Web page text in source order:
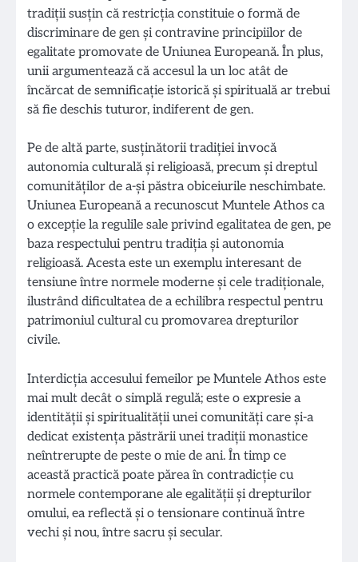
tradiții susțin că restricția constituie o formă de
discriminare de gen și contravine principiilor de
egalitate promovate de Uniunea Europeană. În plus,
unii argumentează că accesul la un loc atât de
încărcat de semnificație istorică și spirituală ar trebui
să fie deschis tuturor, indiferent de gen.
Pe de altă parte, susținătorii tradiției invocă
autonomia culturală și religioasă, precum și dreptul
comunităților de a-și păstra obiceiurile neschimbate.
Uniunea Europeană a recunoscut Muntele Athos ca
o excepție la regulile sale privind egalitatea de gen, pe
baza respectului pentru tradiția și autonomia
religioasă. Acesta este un exemplu interesant de
tensiune între normele moderne și cele tradiționale,
ilustrând dificultatea de a echilibra respectul pentru
patrimoniul cultural cu promovarea drepturilor
civile.
Interdicția accesului femeilor pe Muntele Athos este
mai mult decât o simplă regulă; este o expresie a
identității și spiritualității unei comunități care și-a
dedicat existența păstrării unei tradiții monastice
neîntrerupte de peste o mie de ani. În timp ce
această practică poate părea în contradicție cu
normele contemporane ale egalității și drepturilor
omului, ea reflectă și o tensionare continuă între
vechi și nou, între sacru și secular.